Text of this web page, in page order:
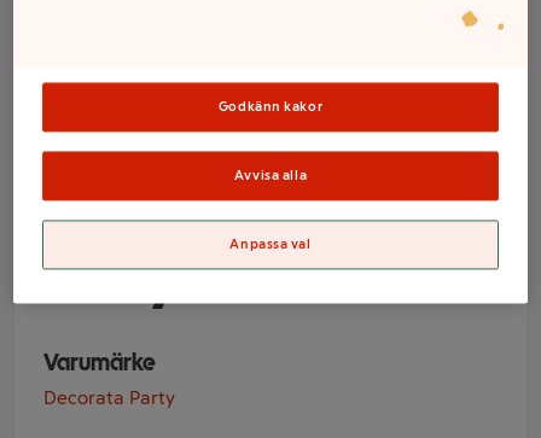
Mugg Unicorn 20cl
8-p Decorata
Party
Varumärke
Decorata Party
Godkänn kakor
Avvisa alla
Anpassa val